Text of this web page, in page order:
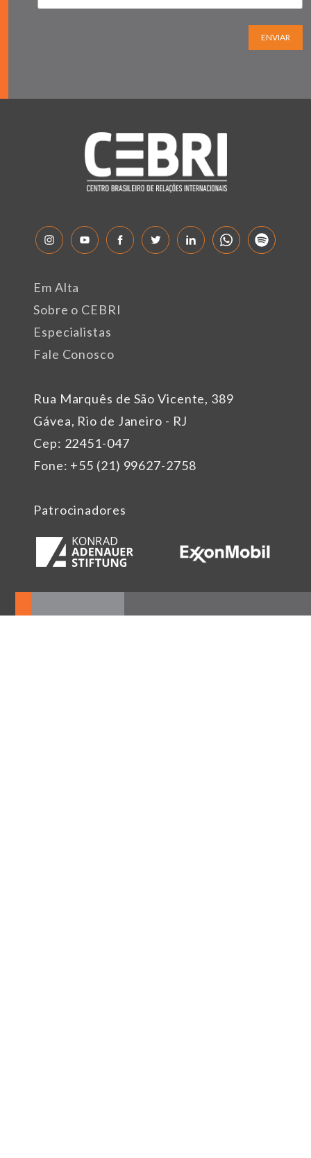
ENVIAR
Rua Marquês de São Vicente, 389
Gávea, Rio de Janeiro - RJ
Cep: 22451-047
Fone: +55 (21) 99627-2758
Em Alta
Sobre o CEBRI
Especialistas
Fale Conosco
Patrocinadores